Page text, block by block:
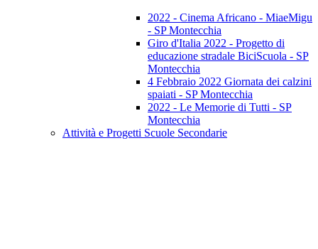
2022 - Cinema Africano - MiaeMigu
- SP Montecchia
Giro d'Italia 2022 - Progetto di
educazione stradale BiciScuola - SP
Montecchia
4 Febbraio 2022 Giornata dei calzini
spaiati - SP Montecchia
2022 - Le Memorie di Tutti - SP
Montecchia
Attività e Progetti Scuole Secondarie